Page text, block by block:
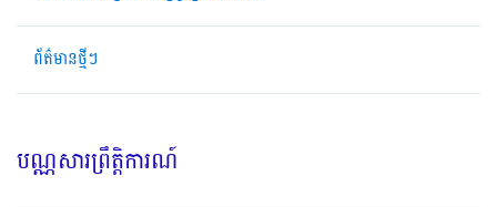
ព័ត៌មានថ្មីៗ
បណ្ណសារព្រឹត្តិការណ៍